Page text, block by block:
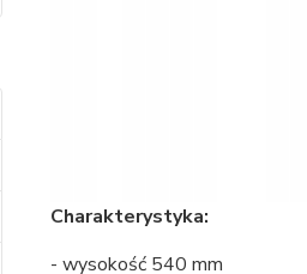
Charakterystyka:
- wysokość 540 mm